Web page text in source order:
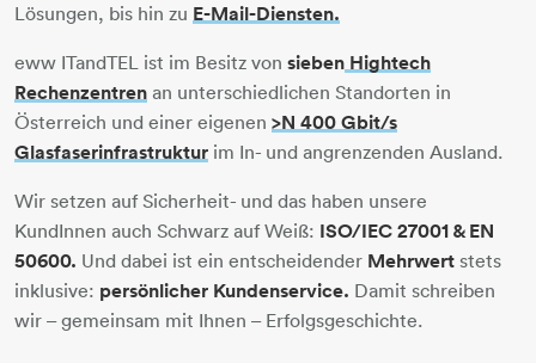
Lösungen, bis hin zu E-Mail-Diensten.
eww ITandTEL ist im Besitz von sieben Hightech
Rechenzentren ​​​​​​​ an unterschiedlichen Standorten in
Österreich und einer eigenen >N 400 Gbit/s
Glasfaserinfrastruktur im In- und angrenzenden Ausland.
Wir setzen auf Sicherheit- und das haben unsere
KundInnen auch Schwarz auf Weiß: ISO/IEC 27001 & EN
50600. Und dabei ist ein entscheidender Mehrwert stets
inklusive: persönlicher Kundenservice. Damit schreiben
wir – gemeinsam mit Ihnen – Erfolgsgeschichte.